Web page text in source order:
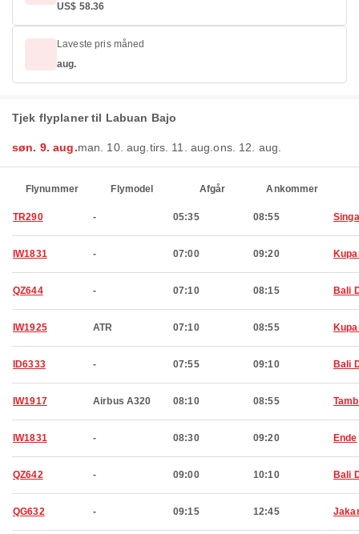
US$ 58.36
Laveste pris måned
aug.
Tjek flyplaner til Labuan Bajo
søn. 9. aug.man. 10. aug. tirs. 11. aug.ons. 12. aug.
Flynummer Flymodel Afgår Ankommer
TR290 - 05:35 08:55
IW1831 - 07:00 09:20
QZ644 - 07:10 08:15 Bali
IW1925 ATR 07:10 08:55
ID6333 - 07:55 09:10 Bali
IW1917 Airbus A320 08:10 08:55
IW1831 - 08:30 09:20 Ende
QZ642 - 09:00 10:10 Bali
QG632 - 09:15 12:45